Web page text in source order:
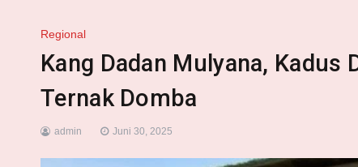
Regional
Kang Dadan Mulyana, Kadus
Ternak Domba
admin Juni 30, 2025